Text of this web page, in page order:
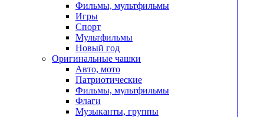
Фильмы, мультфильмы
Игры
Спорт
Мультфильмы
Новый год
Оригинальные чашки
Авто, мото
Патриотические
Фильмы, мультфильмы
Флаги
Музыканты, группы